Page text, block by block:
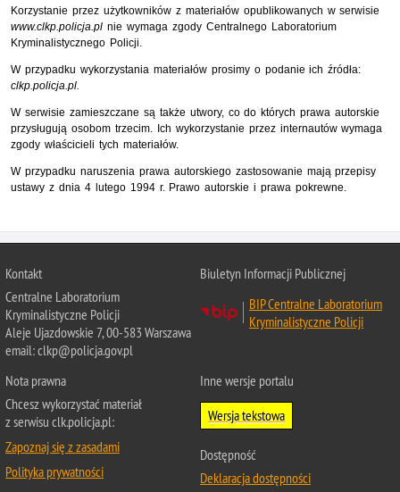
Korzystanie przez użytkowników z materiałów opublikowanych w serwisie
www.clkp.policja.pl nie wymaga zgody Centralnego Laboratorium
Kryminalistycznego Policji.
W przypadku wykorzystania materiałów prosimy o podanie ich źródła:
clkp.policja.pl.
W serwisie zamieszczane są także utwory, co do których prawa autorskie
przysługują osobom trzecim. Ich wykorzystanie przez internautów wymaga
zgody właścicieli tych materiałów.
W przypadku naruszenia prawa autorskiego zastosowanie mają przepisy
ustawy z dnia 4 lutego 1994 r. Prawo autorskie i prawa pokrewne.
Kontakt
Centralne Laboratorium
Kryminalistyczne Policji
Aleje Ujazdowskie 7, 00-583 Warszawa
email: clkp@policja.gov.pl
Biuletyn Informacji Publicznej
BIP Centralne Laboratorium
Kryminalistyczne Policji
Nota prawna
Chcesz wykorzystać materiał
z serwisu clk.policja.pl:
Zapoznaj się z zasadami
Polityka prywatności
Inne wersje portalu
Wersja tekstowa
Dostępność
Deklaracja dostępności